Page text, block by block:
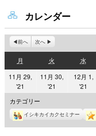
カレンダー
前へ 次へ
月
曜
日
火
曜
日
水水
曜
日
11月 29,
'21
年
11
月
29
11月 30,
'21
11
月
30
12月 1,
'21
12
月
1
カテゴリー
イシキカイカクセミナー